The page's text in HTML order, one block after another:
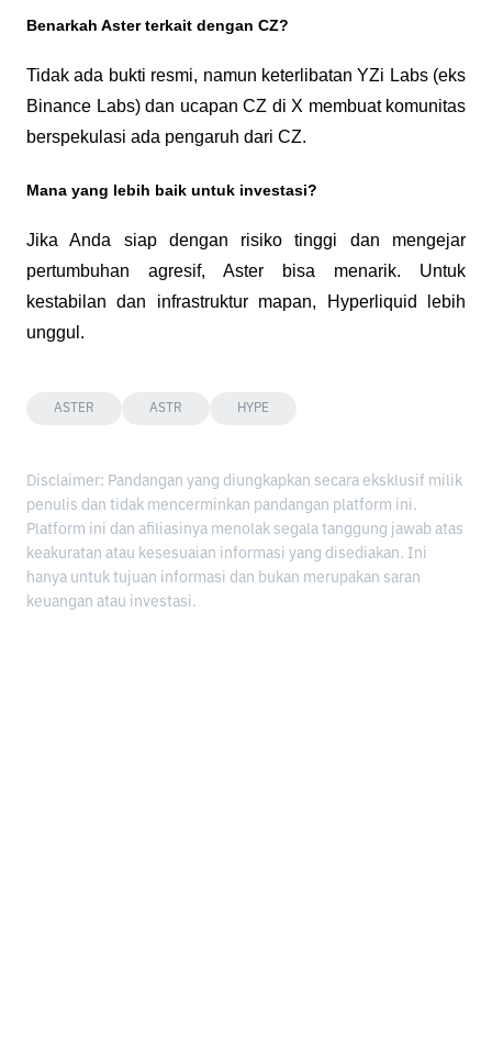
Benarkah Aster terkait dengan CZ?
Tidak ada bukti resmi, namun keterlibatan YZi Labs (eks
Binance Labs) dan ucapan CZ di X membuat komunitas
berspekulasi ada pengaruh dari CZ.
Mana yang lebih baik untuk investasi?
Jika Anda siap dengan risiko tinggi dan mengejar
pertumbuhan agresif, Aster bisa menarik. Untuk
kestabilan dan infrastruktur mapan, Hyperliquid lebih
unggul.
ASTER ASTR HYPE
Disclaimer: Pandangan yang diungkapkan secara eksklusif milik
penulis dan tidak mencerminkan pandangan platform ini.
Platform ini dan afiliasinya menolak segala tanggung jawab atas
keakuratan atau kesesuaian informasi yang disediakan. Ini
hanya untuk tujuan informasi dan bukan merupakan saran
keuangan atau investasi.